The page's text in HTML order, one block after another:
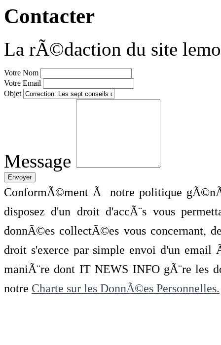
Contacter
La rÃ©daction du site
Votre Nom
Votre Email
Objet
Message
ConformÃ©ment Ã notre politique
disposez d'un droit d'accÃ¨s vous
donnÃ©es collectÃ©es vous concernant,
droit s'exerce par simple envoi d'un
maniÃ¨re dont IT NEWS INFO gÃ¨re les
notre Charte sur les DonnÃ©es Personnelles.